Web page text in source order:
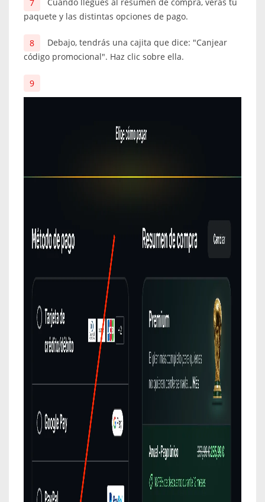
Cuando llegues al resumen de compra, verás tu
paquete y las distintas opciones de pago.
Debajo, tendrás una cajita que dice: "Canjear
código promocional". Haz clic sobre ella.